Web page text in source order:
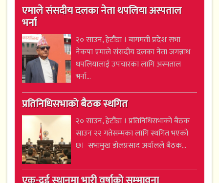
एमाले संसदीय दलका नेता थपलिया अस्पताल
भर्ना
२० साउन, हेटौंडा । बागमती प्रदेश सभा
नेकपा एमाले संसदीय दलका नेता जगन्नाथ
थपलियालाई उपचारका लागि अस्पताल
भर्ना...
प्रतिनिधिसभाको बैठक स्थगित
२० साउन, हेटौंडा । प्रतिनिधिसभाको बैठक
साउन २२ गतेसम्मका लागि स्थगित भएको
छ। सभामुख डोलप्रसाद अर्यालले बैठक...